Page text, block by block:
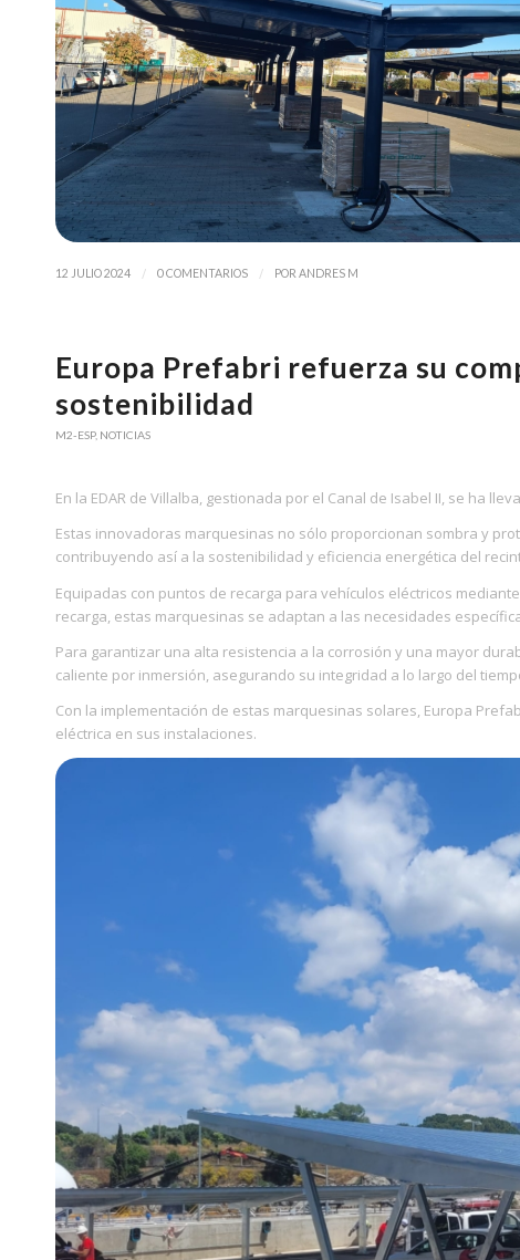
12 JULIO 2024 / 0 COMENTARIOS / POR ANDRES M
Europa Prefabri refuerza su
sostenibilidad
M2-ESP, NOTICIAS
En la EDAR de Villalba, gestionada por el Canal de Isabel II, se ha
Estas innovadoras marquesinas no sólo proporcionan sombra y
contribuyendo así a la sostenibilidad y eficiencia energética del
Equipadas con puntos de recarga para vehículos eléctricos
recarga, estas marquesinas se adaptan a las necesidades
Para garantizar una alta resistencia a la corrosión y una mayor
caliente por inmersión, asegurando su integridad a lo largo del
Con la implementación de estas marquesinas solares, Europa
eléctrica en sus instalaciones.